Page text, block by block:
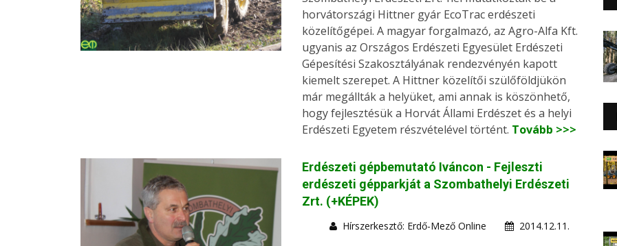
horvátországi Hittner gyár EcoTrac erdészeti
közelítőgépei. A magyar forgalmazó, az Agro-Alfa Kft.
ugyanis az Országos Erdészeti Egyesület Erdészeti
Gépesítési Szakosztályának rendezvényén kapott
kiemelt szerepet. A Hittner közelítői szülőföldjükön
már megállták a helyüket, ami annak is köszönhető,
hogy fejlesztésük a Horvát Állami Erdészet és a helyi
Erdészeti Egyetem részvételével történt. Tovább >>>
Erdészeti gépbemutató Iváncon - Fejleszti
erdészeti gépparkját a Szombathelyi Erdészeti
Zrt. (+KÉPEK)
Hírszerkesztő: Erdő-Mező Online 2014.12.11.